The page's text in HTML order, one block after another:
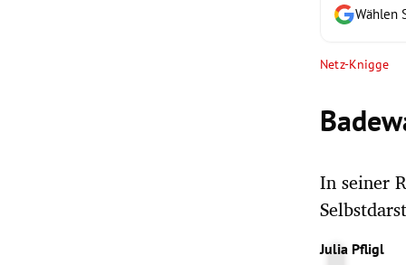
Wählen
Netz-Knigge
In seiner
Julia Pfligl